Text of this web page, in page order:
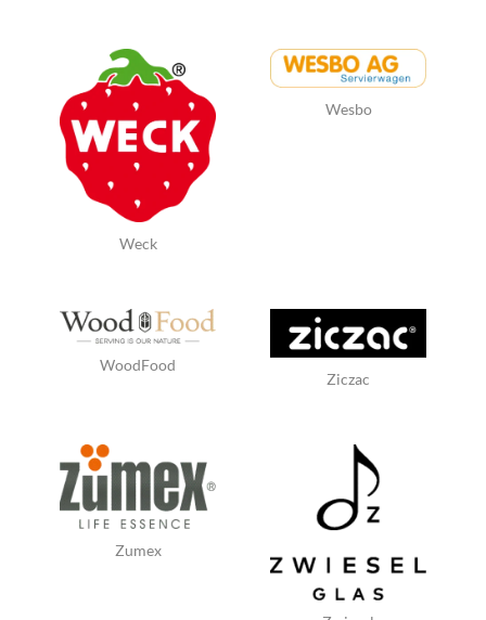
Weck
Wesbo
WoodFood
Ziczac
Zumex